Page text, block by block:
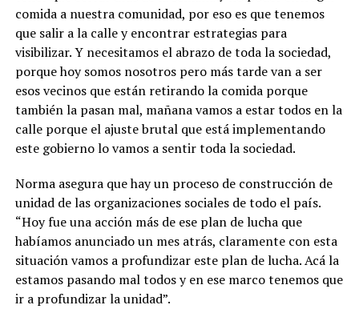
comida a nuestra comunidad, por eso es que tenemos
que salir a la calle y encontrar estrategias para
visibilizar. Y necesitamos el abrazo de toda la sociedad,
porque hoy somos nosotros pero más tarde van a ser
esos vecinos que están retirando la comida porque
también la pasan mal, mañana vamos a estar todos en la
calle porque el ajuste brutal que está implementando
este gobierno lo vamos a sentir toda la sociedad.
Norma asegura que hay un proceso de construcción de
unidad de las organizaciones sociales de todo el país.
“Hoy fue una acción más de ese plan de lucha que
habíamos anunciado un mes atrás, claramente con esta
situación vamos a profundizar este plan de lucha. Acá la
estamos pasando mal todos y en ese marco tenemos que
ir a profundizar la unidad”.